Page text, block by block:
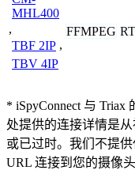
MHL400
,
TBF 2IP ,
TBV 4IP
FFMPEG
* iSpyConnect 与
处提供的连接详情是
或已过时。我们不提
URL 连接到您的摄像头